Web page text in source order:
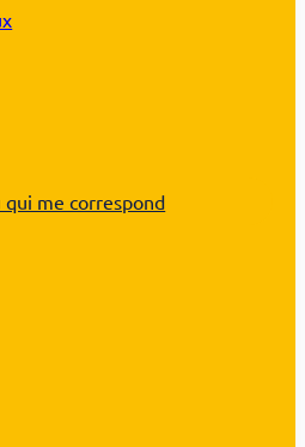
me correspond